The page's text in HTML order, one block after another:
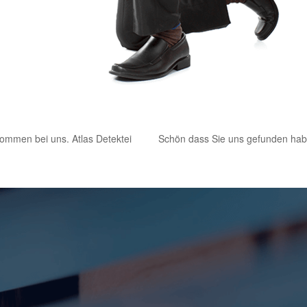
bei uns. Atlas Detektei Schön dass Sie uns gefunden